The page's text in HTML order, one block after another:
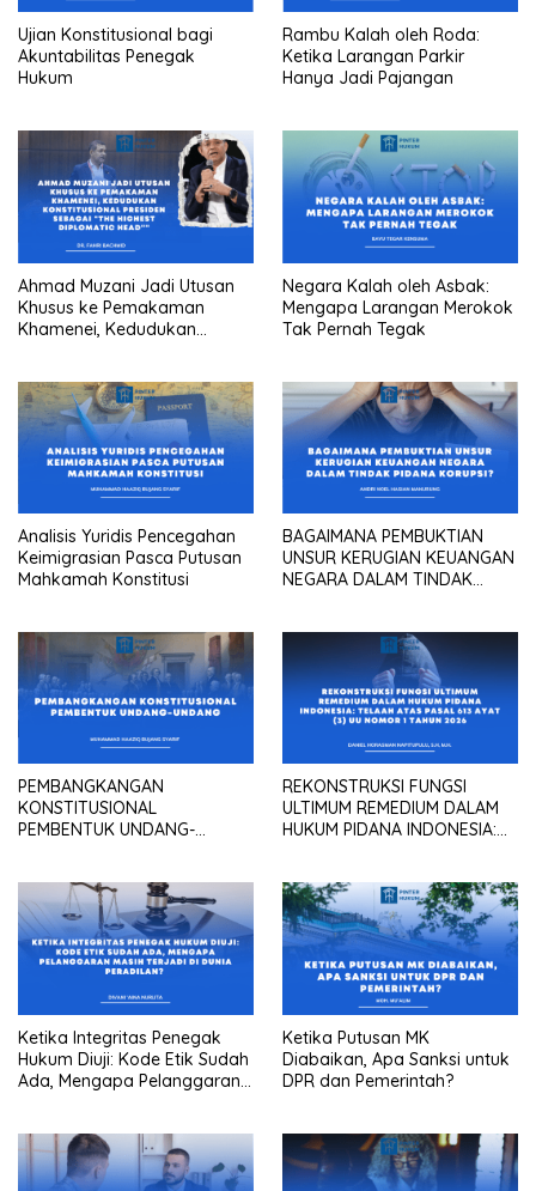
Ujian Konstitusional bagi
Akuntabilitas Penegak
Hukum
Rambu Kalah oleh Roda:
Ketika Larangan Parkir
Hanya Jadi Pajangan
Ahmad Muzani Jadi Utusan
Khusus ke Pemakaman
Khamenei, Kedudukan
diplomatic head””
Negara Kalah oleh Asbak:
Mengapa Larangan Merokok
Tak Pernah Tegak
Analisis Yuridis Pencegahan
Keimigrasian Pasca Putusan
Mahkamah Konstitusi
BAGAIMANA PEMBUKTIAN
UNSUR KERUGIAN KEUANGAN
NEGARA DALAM TINDAK
PEMBANGKANGAN
KONSTITUSIONAL
PEMBENTUK UNDANG-
REKONSTRUKSI FUNGSI
ULTIMUM REMEDIUM DALAM
HUKUM PIDANA INDONESIA:
Ketika Integritas Penegak
Hukum Diuji: Kode Etik Sudah
Ada, Mengapa Pelanggaran
Ketika Putusan MK
Diabaikan, Apa Sanksi untuk
DPR dan Pemerintah?